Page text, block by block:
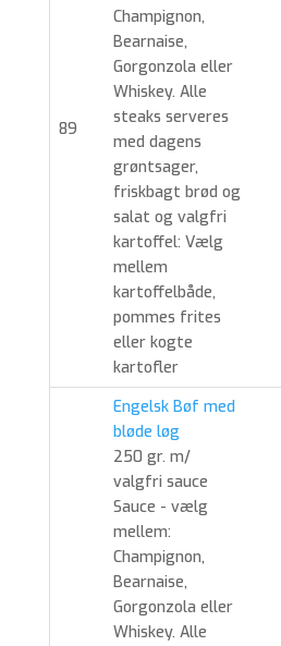
89
Champignon,
Bearnaise,
Gorgonzola eller
Whiskey. Alle
steaks serveres
med dagens
grøntsager,
friskbagt brød og
salat og valgfri
kartoffel: Vælg
mellem
kartoffelbåde,
pommes frites
eller kogte
kartofler
Engelsk Bøf med
bløde løg
250 gr. m/
valgfri sauce
Sauce - vælg
mellem:
Champignon,
Bearnaise,
Gorgonzola eller
Whiskey. Alle